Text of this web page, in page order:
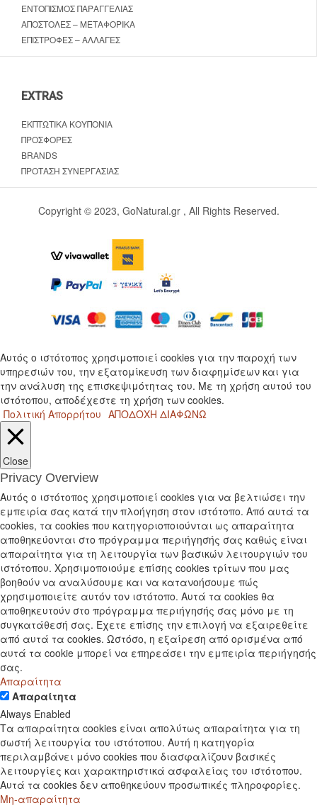
ΕΝΤΟΠΙΣΜΌΣ ΠΑΡΑΓΓΕΛΊΑΣ
ΑΠΟΣΤΟΛΈΣ – ΜΕΤΑΦΟΡΙΚΆ
ΕΠΙΣΤΡΟΦΈΣ – ΑΛΛΑΓΈΣ
EXTRAS
ΕΚΠΤΩΤΙΚΆ ΚΟΥΠΌΝΙΑ
ΠΡΟΣΦΟΡΈΣ
BRANDS
ΠΡΌΤΑΣΗ ΣΥΝΕΡΓΑΣΊΑΣ
Copyright © 2023, GoNatural.gr , All Rights Reserved.
Αυτός ο ιστότοπος χρησιμοποιεί cookies για την παροχή των
υπηρεσιών του, την εξατομίκευση των διαφημίσεων και για
την ανάλυση της επισκεψιμότητας του. Με τη χρήση αυτού του
ιστότοπου, αποδέχεστε τη χρήση των cookies.
Πολιτική Απορρήτου ΑΠΟΔΟΧΗ ΔΙΑΦΩΝΩ
Close
Privacy Overview
Αυτός ο ιστότοπος χρησιμοποιεί cookies για να βελτιώσει την
εμπειρία σας κατά την πλοήγηση στον ιστότοπο. Από αυτά τα
cookies, τα cookies που κατηγοριοποιούνται ως απαραίτητα
αποθηκεύονται στο πρόγραμμα περιήγησής σας καθώς είναι
απαραίτητα για τη λειτουργία των βασικών λειτουργιών του
ιστότοπου. Χρησιμοποιούμε επίσης cookies τρίτων που μας
βοηθούν να αναλύσουμε και να κατανοήσουμε πώς
χρησιμοποιείτε αυτόν τον ιστότοπο. Αυτά τα cookies θα
αποθηκευτούν στο πρόγραμμα περιήγησής σας μόνο με τη
συγκατάθεσή σας. Έχετε επίσης την επιλογή να εξαιρεθείτε
από αυτά τα cookies. Ωστόσο, η εξαίρεση από ορισμένα από
αυτά τα cookie μπορεί να επηρεάσει την εμπειρία περιήγησής
σας.
Απαραίτητα
Απαραίτητα
Always Enabled
Τα απαραίτητα cookies είναι απολύτως απαραίτητα για τη
σωστή λειτουργία του ιστότοπου. Αυτή η κατηγορία
περιλαμβάνει μόνο cookies που διασφαλίζουν βασικές
λειτουργίες και χαρακτηριστικά ασφαλείας του ιστότοπου.
Αυτά τα cookies δεν αποθηκεύουν προσωπικές πληροφορίες.
Μη-απαραίτητα